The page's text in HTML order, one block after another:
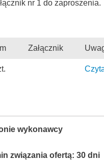
nr 1 do zaproszenia.
Załącznik
wykonawcy
związania ofertą: 30 dni